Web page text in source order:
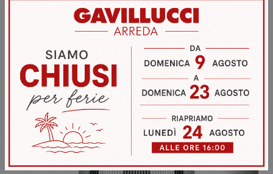
VEDI DI PIÙ
GE'